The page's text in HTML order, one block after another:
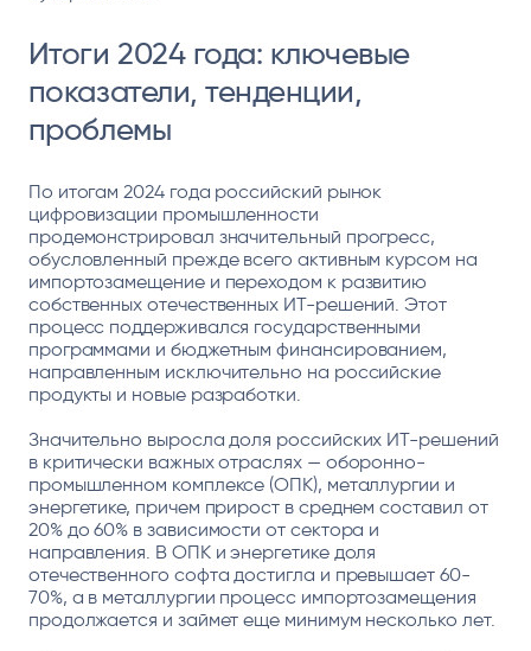
Итоги 2024 года: ключевые
показатели, тенденции,
проблемы
По итогам 2024 года российский рынок
цифровизации промышленности
продемонстрировал значительный прогресс,
обусловленный прежде всего активным курсом на
импортозамещение и переходом к развитию
собственных отечественных ИТ-решений. Этот
процесс поддерживался государственными
программами и бюджетным финансированием,
направленным исключительно на российские
продукты и новые разработки.
Значительно выросла доля российских ИТ-решений
в критически важных отраслях — оборонно-
промышленном комплексе (ОПК), металлургии и
энергетике, причем прирост в среднем составил от
20% до 60% в зависимости от сектора и
направления. В ОПК и энергетике доля
отечественного софта достигла и превышает 60-
70%, а в металлургии процесс импортозамещения
продолжается и займет еще минимум несколько лет.